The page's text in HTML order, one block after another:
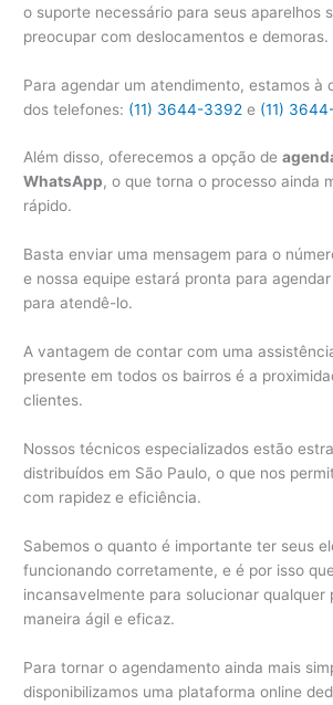
o suporte necessário para seus aparelhos
preocupar com deslocamentos e demoras.
Para agendar um atendimento, estamos à
dos telefones: (11) 3644-3392 e (11)
Além disso, oferecemos a opção de
WhatsApp, o que torna o processo ainda
rápido.
Basta enviar uma mensagem para o
e nossa equipe estará pronta para
para atendê-lo.
A vantagem de contar com uma
presente em todos os bairros é a
clientes.
Nossos técnicos especializados estão
distribuídos em São Paulo, o que nos
com rapidez e eficiência.
Sabemos o quanto é importante ter seus
funcionando corretamente, e é por isso
incansavelmente para solucionar qualquer
maneira ágil e eficaz.
Para tornar o agendamento ainda mais
disponibilizamos uma plataforma online